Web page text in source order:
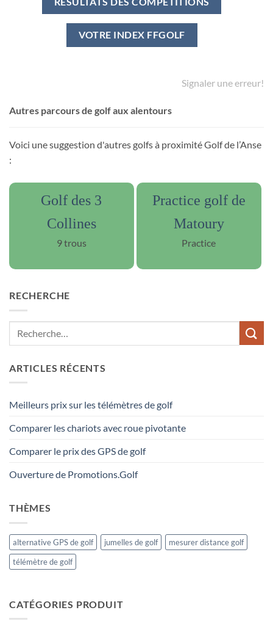
VOTRE INDEX FFGOLF
Signaler une erreur!
Autres parcours de golf aux alentours
Voici une suggestion d'autres golfs à proximité Golf de l’Anse
:
Golf des 3
Collines
9 trous
Practice golf de
Matoury
Practice
RECHERCHE
ARTICLES RÉCENTS
Meilleurs prix sur les télémètres de golf
Comparer les chariots avec roue pivotante
Comparer le prix des GPS de golf
Ouverture de Promotions.Golf
THÈMES
alternative GPS de golf jumelles de golf
mesurer distance golf
télémètre de golf
CATÉGORIES PRODUIT